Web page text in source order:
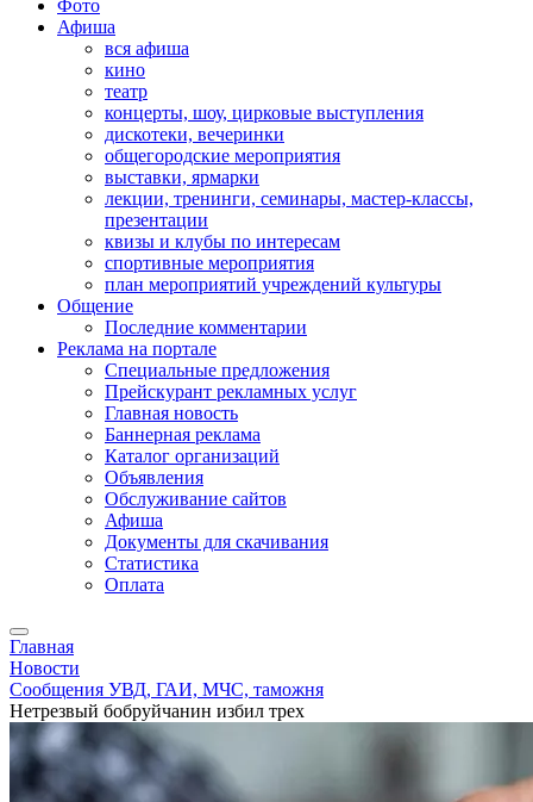
Фото
Афиша
вся афиша
кино
театр
концерты, шоу, цирковые выступления
дискотеки, вечеринки
общегородские мероприятия
выставки, ярмарки
лекции, тренинги, семинары, мастер-классы,
презентации
квизы и клубы по интересам
спортивные мероприятия
план мероприятий учреждений культуры
Общение
Последние комментарии
Реклама на портале
Специальные предложения
Прейскурант рекламных услуг
Главная новость
Баннерная реклама
Каталог организаций
Объявления
Обслуживание сайтов
Афиша
Документы для скачивания
Статистика
Оплата
Главная
Новости
Сообщения УВД, ГАИ, МЧС, таможня
Нетрезвый бобруйчанин избил трех